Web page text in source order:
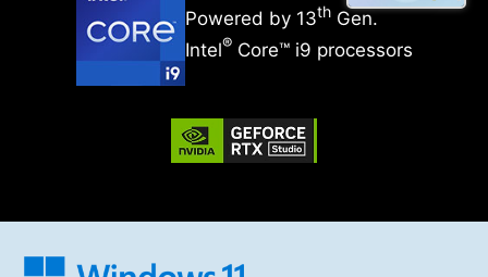
Powered by 13thGen.
Intel®Core™ i9 processors